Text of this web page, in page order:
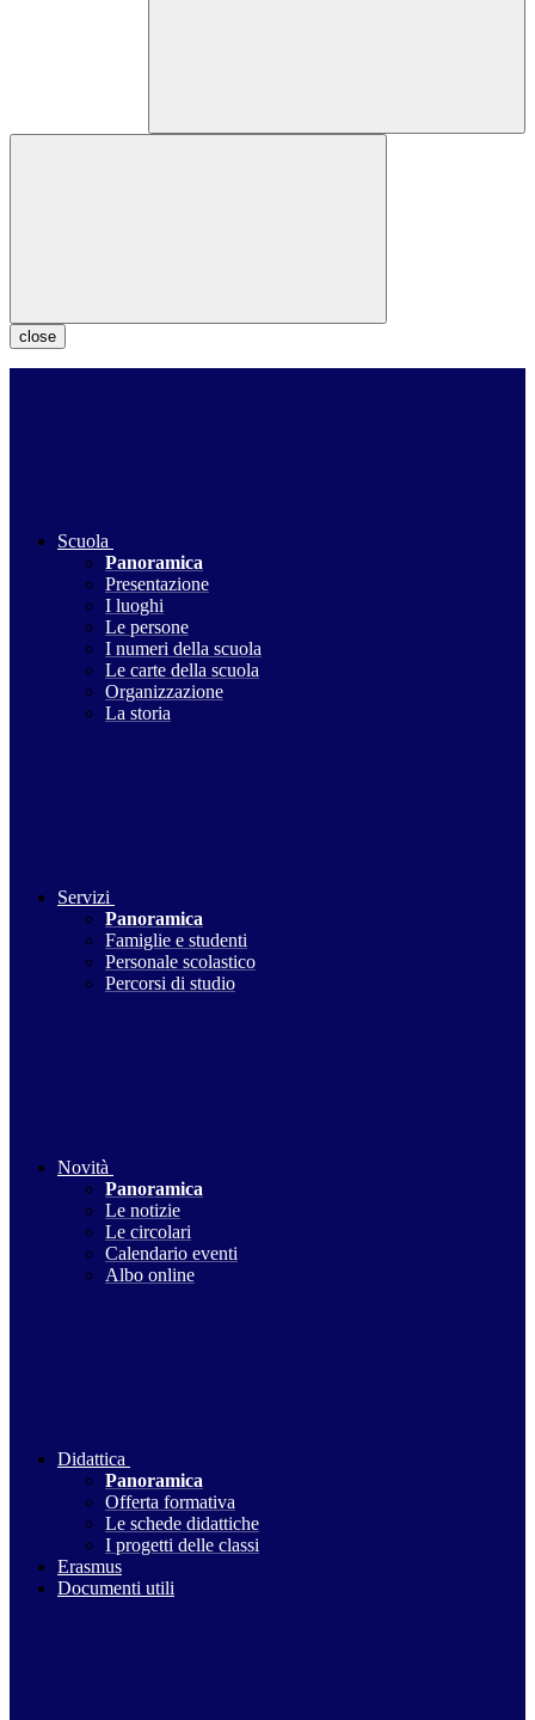
close
Scuola
Panoramica
Presentazione
I luoghi
Le persone
I numeri della scuola
Le carte della scuola
Organizzazione
La storia
Servizi
Panoramica
Famiglie e studenti
Personale scolastico
Percorsi di studio
Novità
Panoramica
Le notizie
Le circolari
Calendario eventi
Albo online
Didattica
Panoramica
Offerta formativa
Le schede didattiche
I progetti delle classi
Erasmus
Documenti utili